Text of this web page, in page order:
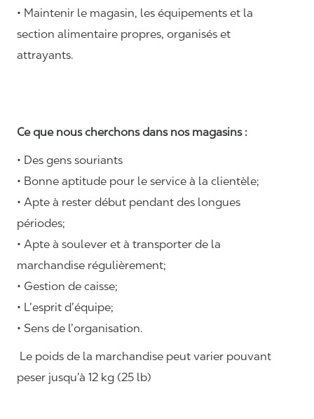
• Maintenir le magasin, les équipements et la
section alimentaire propres, organisés et
attrayants.
Ce que nous cherchons dans nos magasins :
• Des gens souriants
• Bonne aptitude pour le service à la clientèle;
• Apte à rester début pendant des longues
périodes;
• Apte à soulever et à transporter de la
marchandise régulièrement;
• Gestion de caisse;
• L’esprit d’équipe;
• Sens de l’organisation.
Le poids de la marchandise peut varier pouvant
peser jusqu’à 12 kg (25 lb)